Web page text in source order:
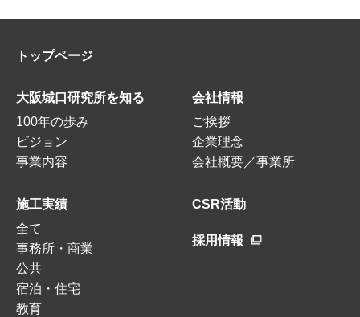
トップページ
大阪城口研究所を知る
100年の歩み
ビジョン
事業内容
会社情報
ご挨拶
企業理念
会社概要／事業所
施工実績
全て
事務所・商業
公共
宿泊・住宅
教育
CSR活動
採用情報